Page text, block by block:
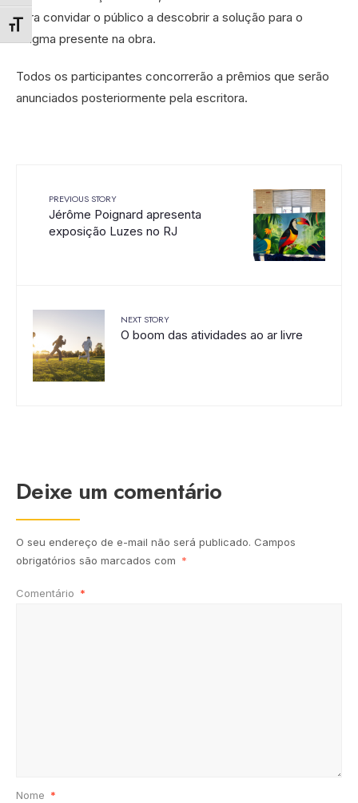
Alternar tamanho da fonte
para convidar o público a descobrir a solução para o
enigma presente na obra.
Todos os participantes concorrerão a prêmios que serão
anunciados posteriormente pela escritora.
PREVIOUS STORY
Jérôme Poignard apresenta
exposição Luzes no RJ
NEXT STORY
O boom das atividades ao ar livre
Deixe um comentário
O seu endereço de e-mail não será publicado. Campos
obrigatórios são marcados com *
Comentário *
Nome *